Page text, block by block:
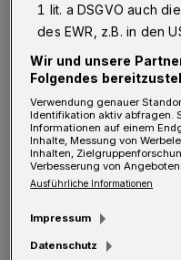
Auf diesem Gelände am
erste Freiflächen-
D ie
auf einer fünf
errichtet, die den
Gesamt-
1 lit. a DSGVO auch
des EWR, z.B. in den
Wir und unsere
Folgendes
Verwendung genauer
Identifikation aktiv abfragen.
Informationen auf einem
Inhalte, Messung von
Inhalten,
Verbesserung von Angeboten.
Ausführliche Informationen
Impressum
Datenschutz